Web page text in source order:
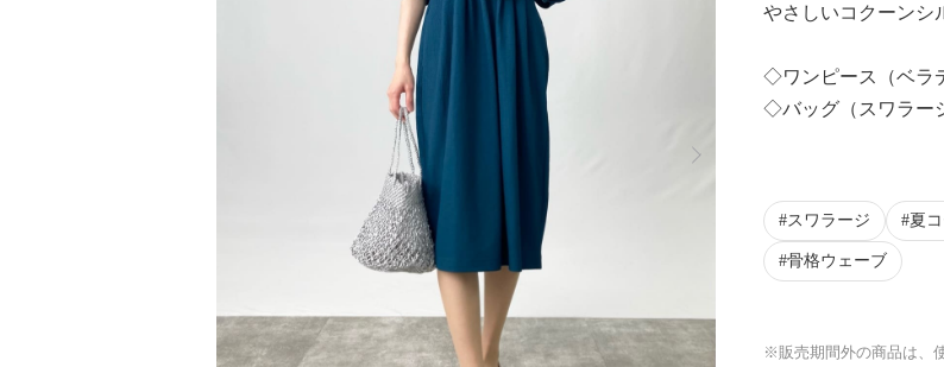
やさしいコクーン
◇ワンピース（ベラ
◇バッグ（スワラー
スワラージ 夏
骨格ウェーブ
※販売期間外の商品は、